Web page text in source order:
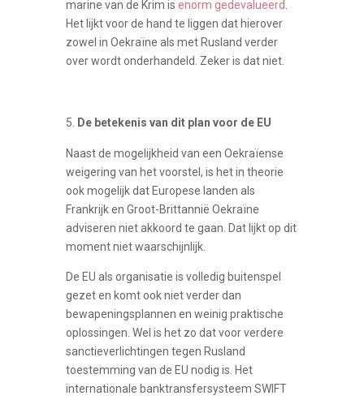
marine van de Krim is enorm gedevalueerd
Het lijkt voor de hand te liggen dat hierover
zowel in Oekraïne als met Rusland verder
over wordt onderhandeld. Zeker is dat niet.
De betekenis van dit plan voor de EU
Naast de mogelijkheid van een Oekraïense
weigering van het voorstel, is het in theorie
ook mogelijk dat Europese landen als
Frankrijk en Groot-Brittannië Oekraïne
adviseren niet akkoord te gaan. Dat lijkt op dit
moment niet waarschijnlijk.
De EU als organisatie is volledig buitenspel
gezet en komt ook niet verder dan
bewapeningsplannen en weinig praktische
oplossingen. Wel is het zo dat voor verdere
sanctieverlichtingen tegen Rusland
toestemming van de EU nodig is. Het
internationale banktransfersysteem SWIFT